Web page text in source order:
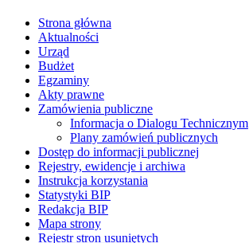
Strona główna
Aktualności
Urząd
Budżet
Egzaminy
Akty prawne
Zamówienia publiczne
Informacja o Dialogu Technicznym
Plany zamówień publicznych
Dostęp do informacji publicznej
Rejestry, ewidencje i archiwa
Instrukcja korzystania
Statystyki BIP
Redakcja BIP
Mapa strony
Rejestr stron usuniętych